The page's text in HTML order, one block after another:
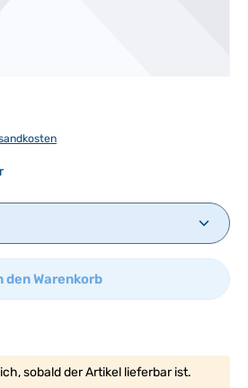
den gewünschten Wert ein
den Warenkorb
sobald der Artikel lieferbar ist.